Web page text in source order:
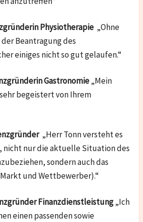
Physiotherapie „Ohne
Beantragung des
einiges nicht so gut gelaufen.“
Gastronomie„Mein
begeistert von Ihrem
„Herr Tonn versteht es
nicht nur die aktuelle Situation des
sondern auch das
und Wettbewerber).“
Finanzdienstleistung„Ich
einen passenden sowie